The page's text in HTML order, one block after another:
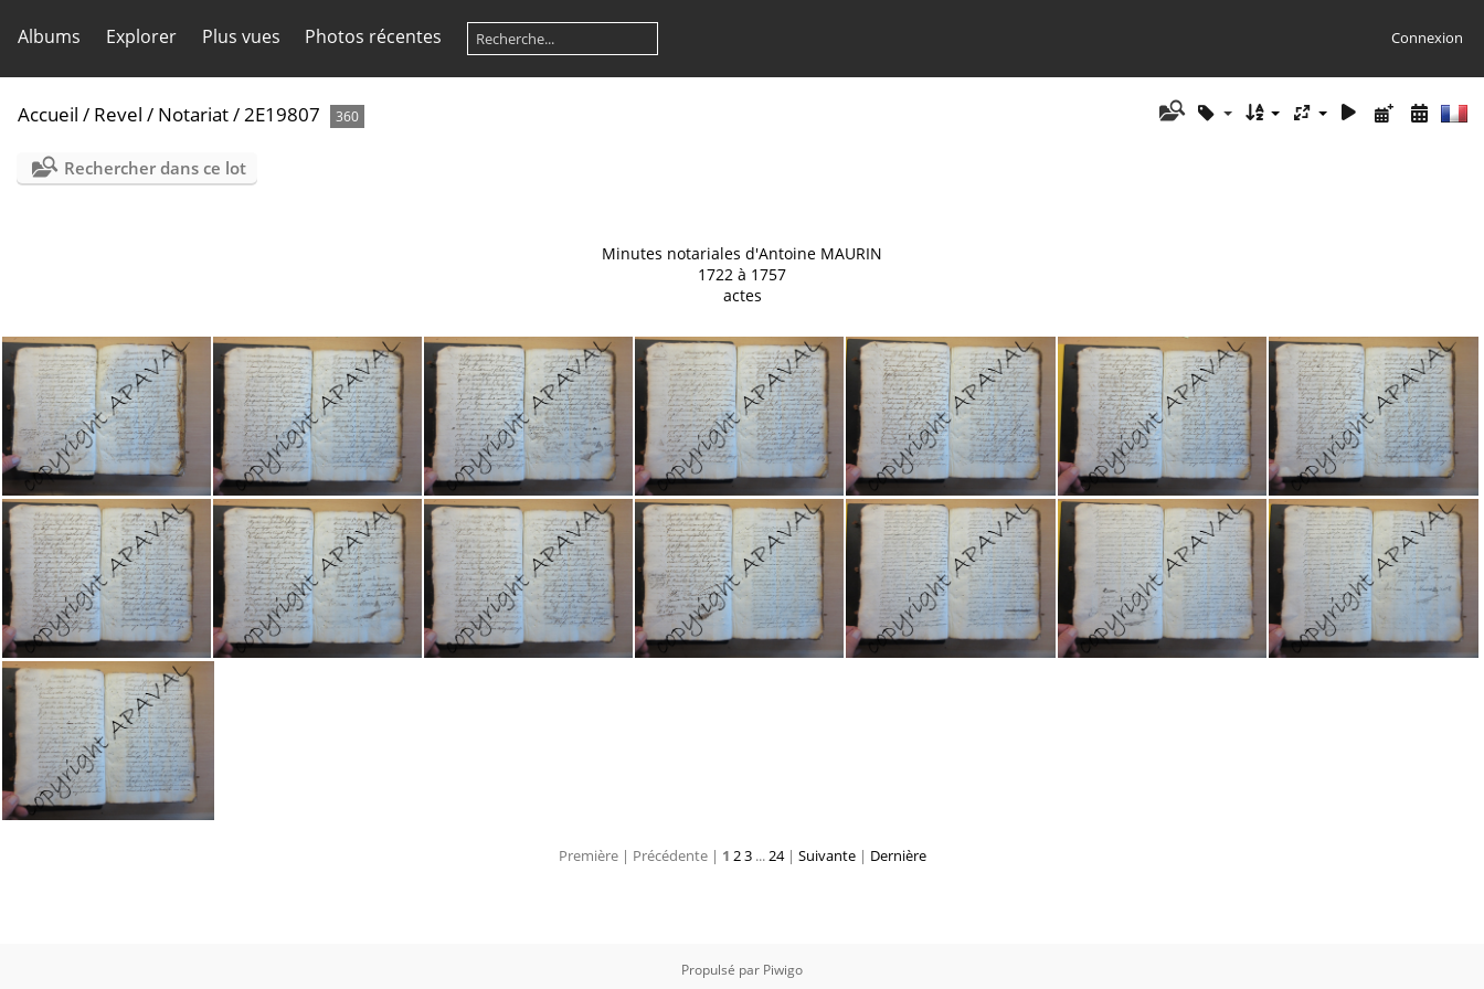
Albums Explorer Plus vues Photos récentes Connexion
Accueil / Revel / Notariat/2E19807 360
Rechercher dans ce lot
Minutes notariales d'Antoine MAURIN
1722 à 1757
actes
2E19807 002 2E19807 003 2E19807 004 2E19807 005 2E19807 006 2E19807 007 2E19807 008
2E19807 009
Première | Précédente | 1 23...24 | Suivante | Dernière
Propulsé par Piwigo